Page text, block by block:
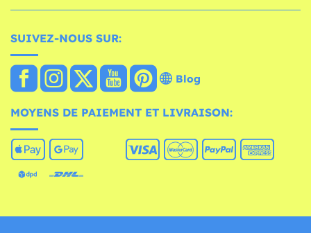
SUIVEZ-NOUS SUR:
Blog
MOYENS DE PAIEMENT ET LIVRAISON: